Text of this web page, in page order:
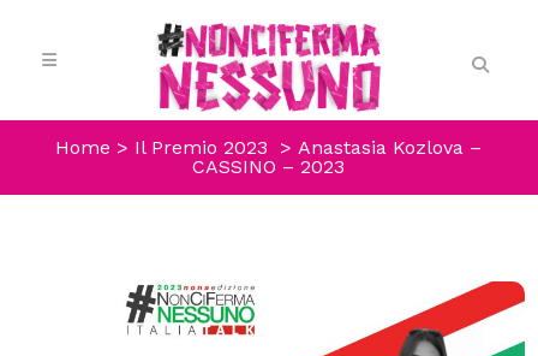
Home > Il Premio 2023 >Anastasia Kozlova –
CASSINO – 2023